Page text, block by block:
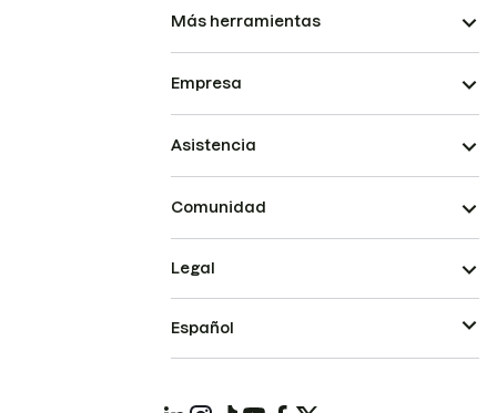
Más herramientas
Empresa
Asistencia
Comunidad
Legal
Español